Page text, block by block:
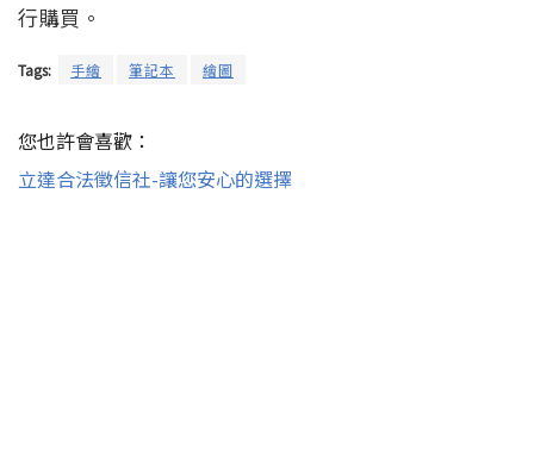
行購買。
Tags: 手繪 筆記本 繪圖
您也許會喜歡：
立達合法徵信社-讓您安心的選擇